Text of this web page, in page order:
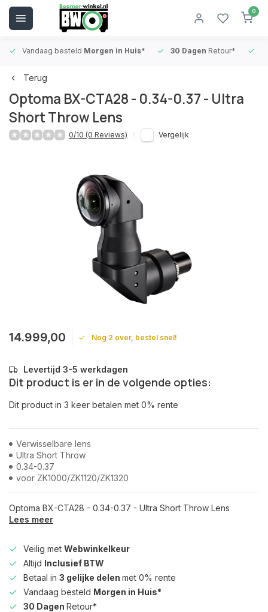
0
Vandaag besteld Morgen in Huis* 30 Dagen Retour*
Terug
Optoma BX-CTA28 - 0.34-0.37 - Ultra
Short Throw Lens
0/10 (0 Reviews) Vergelijk
14.999,00 Nog 2 over, bestel snel!
Levertijd 3-5 werkdagen
Dit product is er in de volgende opties:
Dit product in 3 keer betalen met 0% rente
Verwisselbare lens
Ultra Short Throw
0.34-0.37
voor ZK1000/ZK1120/ZK1320
Optoma BX-CTA28 - 0.34-0.37 - Ultra Short Throw Lens
Lees meer
Veilig met Webwinkelkeur
Altijd Inclusief BTW
Betaal in 3 gelijke delen met 0% rente
Vandaag besteld Morgen in Huis*
30 Dagen Retour*